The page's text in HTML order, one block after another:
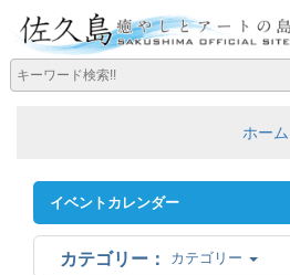
ホーム
イベントカレンダー
カテゴリー